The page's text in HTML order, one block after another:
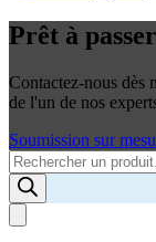
Prêt à
Contactez-nous dès
de l'un de nos
Soumission sur
Products
search